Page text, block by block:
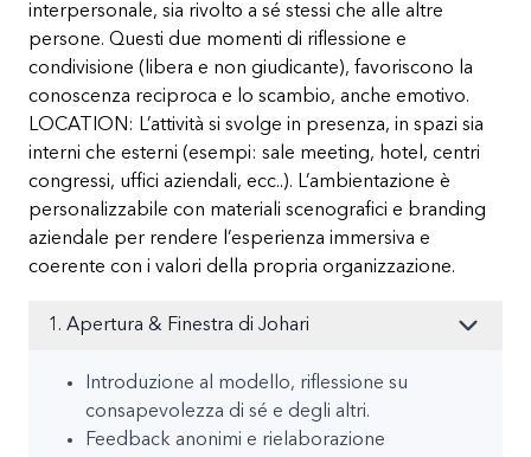
interpersonale, sia rivolto a sé stessi che alle altre
persone. Questi due momenti di riflessione e
condivisione (libera e non giudicante), favoriscono la
conoscenza reciproca e lo scambio, anche emotivo.
LOCATION: L’attività si svolge in presenza, in spazi sia
interni che esterni (esempi: sale meeting, hotel, centri
congressi, uffici aziendali, ecc..). L’ambientazione è
personalizzabile con materiali scenografici e branding
aziendale per rendere l’esperienza immersiva e
coerente con i valori della propria organizzazione.
1. Apertura & Finestra di Johari
Introduzione al modello, riflessione su
consapevolezza di sé e degli altri.
Feedback anonimi e rielaborazione